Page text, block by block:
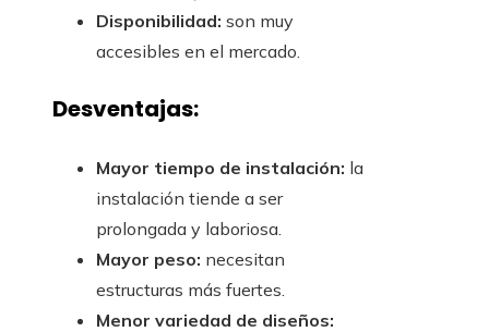
Disponibilidad: son muy
accesibles en el mercado.
Desventajas:
Mayor tiempo de instalación: la
instalación tiende a ser
prolongada y laboriosa.
Mayor peso: necesitan
estructuras más fuertes.
Menor variedad de diseños: